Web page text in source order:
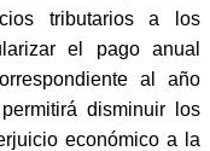
tributarios a los
el pago anual
al año
disminuir los
económico a la